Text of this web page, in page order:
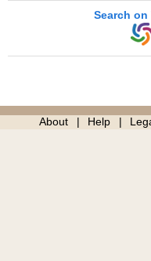
Search on
About Help